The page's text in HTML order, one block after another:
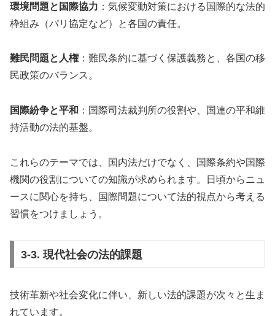
環境問題と国際協力 ：気候変動対策における国際的な法的
枠組み（パリ協定など）と各国の責任。
難民問題と人権：難民条約に基づく保護義務と、各国の移
民政策のバランス。
国際紛争と平和 ：国際司法裁判所の役割や、国連の平和維
持活動の法的基盤。
これらのテーマでは、国内法だけでなく、国際条約や国際
機関の役割についての知識が求められます。日頃からニュ
ースに関心を持ち、国際問題について法的視点から考える
習慣をつけましょう。
3-3. 現代社会の法的課題
技術革新や社会変化に伴い、新しい法的課題が次々と生ま
れています。